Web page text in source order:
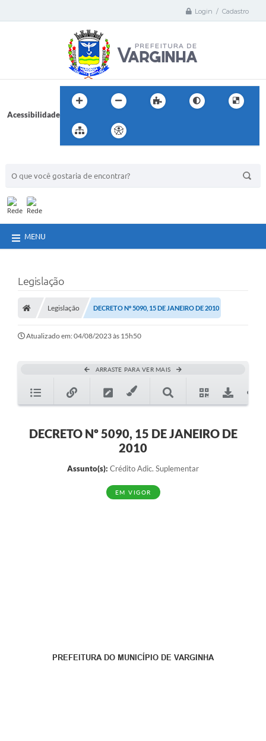
Login / Cadastro
Acessibilidade
MENU
Legislação
Legislação DECRETO Nº 5090, 15 DE JANEIRO DE 2010
Atualizado em: 04/08/2023 às 15h50
ARRASTE PARA VER MAIS
DECRETO Nº 5090, 15 DE JANEIRO DE
2010
Assunto(s): Crédito Adic. Suplementar
EM VIGOR
PREFEITURA DO MUNICÍPIO DE VARGINHA